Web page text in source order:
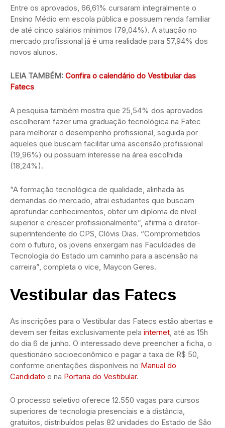
Entre os aprovados, 66,61% cursaram integralmente o
Ensino Médio em escola pública e possuem renda familiar
de até cinco salários mínimos (79,04%). A atuação no
mercado profissional já é uma realidade para 57,94% dos
novos alunos.
LEIA TAMBÉM: Confira o calendário do Vestibular das
Fatecs
A pesquisa também mostra que 25,54% dos aprovados
escolheram fazer uma graduação tecnológica na Fatec
para melhorar o desempenho profissional, seguida por
aqueles que buscam facilitar uma ascensão profissional
(19,96%) ou possuam interesse na área escolhida
(18,24%).
“A formação tecnológica de qualidade, alinhada às
demandas do mercado, atrai estudantes que buscam
aprofundar conhecimentos, obter um diploma de nível
superior e crescer profissionalmente”, afirma o diretor-
superintendente do CPS, Clóvis Dias. “Comprometidos
com o futuro, os jovens enxergam nas Faculdades de
Tecnologia do Estado um caminho para a ascensão na
carreira”, completa o vice, Maycon Geres.
Vestibular das Fatecs
As inscrições para o Vestibular das Fatecs estão abertas e
devem ser feitas exclusivamente pela internet, até as 15h
do dia 6 de junho. O interessado deve preencher a ficha, o
questionário socioeconômico e pagar a taxa de R$ 50,
conforme orientações disponíveis no Manual do
Candidato e na Portaria do Vestibular.
O processo seletivo oferece 12.550 vagas para cursos
superiores de tecnologia presenciais e à distância,
gratuitos, distribuídos pelas 82 unidades do Estado de São